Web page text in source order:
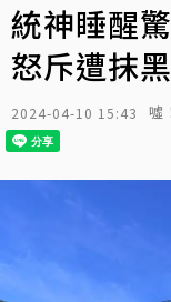
統神睡醒
怒斥遭抹
2024-04-10 15:43 噓